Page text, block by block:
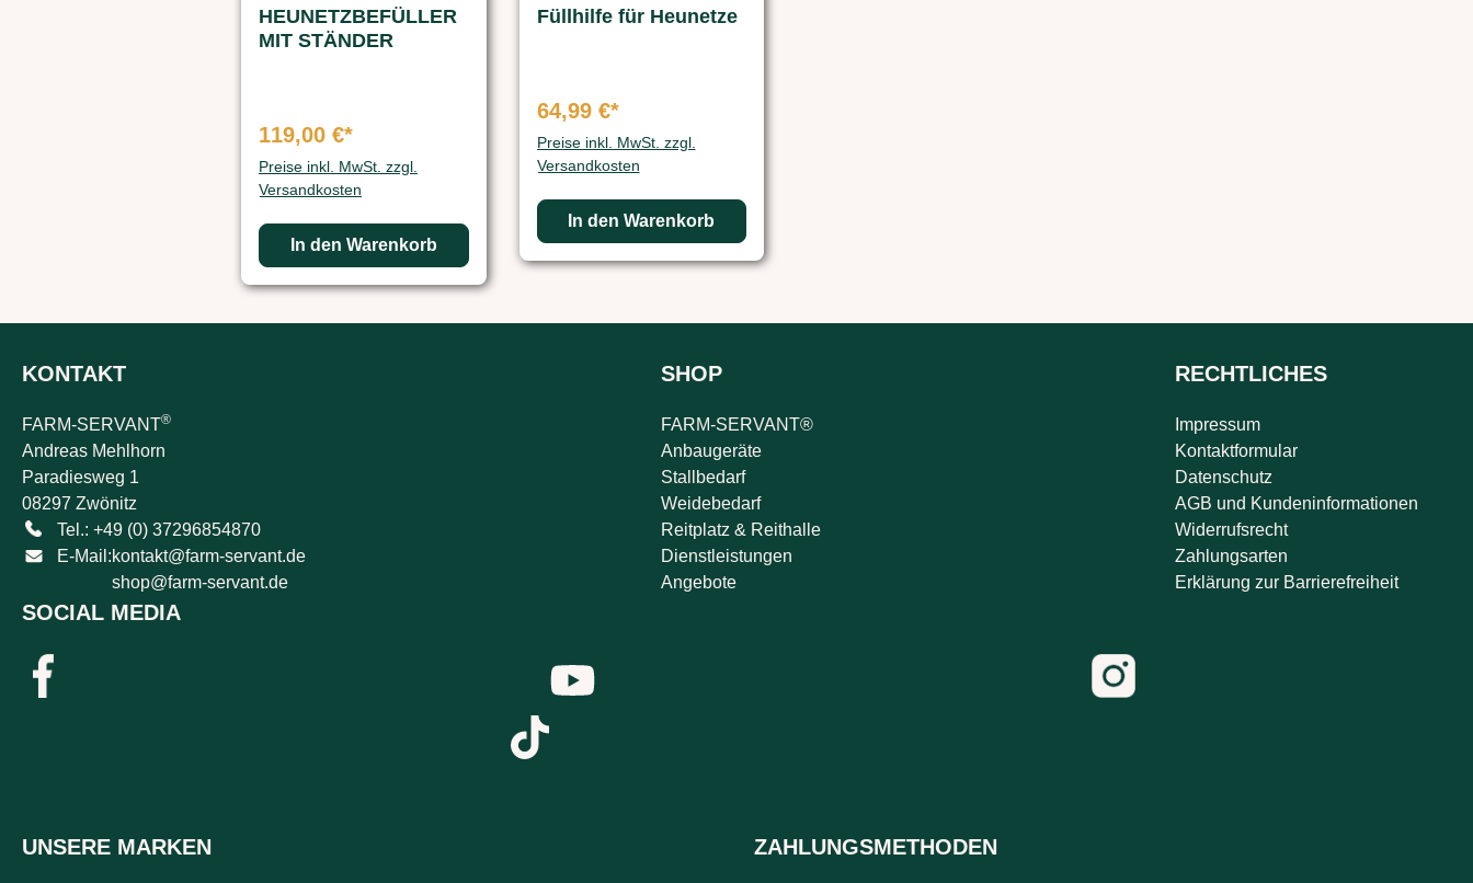
HEUNETZBEFÜLLER
MIT STÄNDER
119,00 €*
Preise inkl. MwSt. zzgl.
Versandkosten
In den Warenkorb
Füllhilfe für Heunetze
64,99 €*
Preise inkl. MwSt. zzgl.
Versandkosten
In den Warenkorb
KONTAKT
FARM-SERVANT®
Andreas Mehlhorn
Paradiesweg 1
08297 Zwönitz
Tel.: +49 (0) 37296854870
E-Mail:kontakt@farm-servant.de
shop@farm-servant.de
SHOP
FARM-SERVANT®
Anbaugeräte
Stallbedarf
Weidebedarf
Reitplatz & Reithalle
Dienstleistungen
Angebote
RECHTLICHES
Impressum
Kontaktformular
Datenschutz
AGB und Kundeninformationen
Widerrufsrecht
Zahlungsarten
Erklärung zur Barrierefreiheit
SOCIAL MEDIA
UNSERE MARKEN ZAHLUNGSMETHODEN